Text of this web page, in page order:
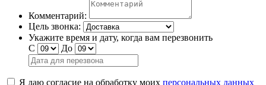
Комментарий:
Цель звонка:
Укажите время и дату, когда вам перезвонить
С
До
Я даю согласие на обработку моих персональных данных